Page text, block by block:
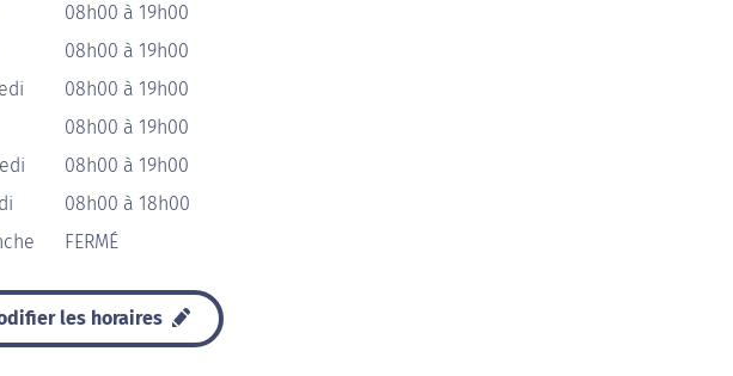
08h00 à 19h00
08h00 à 19h00
08h00 à 19h00
08h00 à 19h00
08h00 à 19h00
08h00 à 18h00
FERMÉ
les horaires